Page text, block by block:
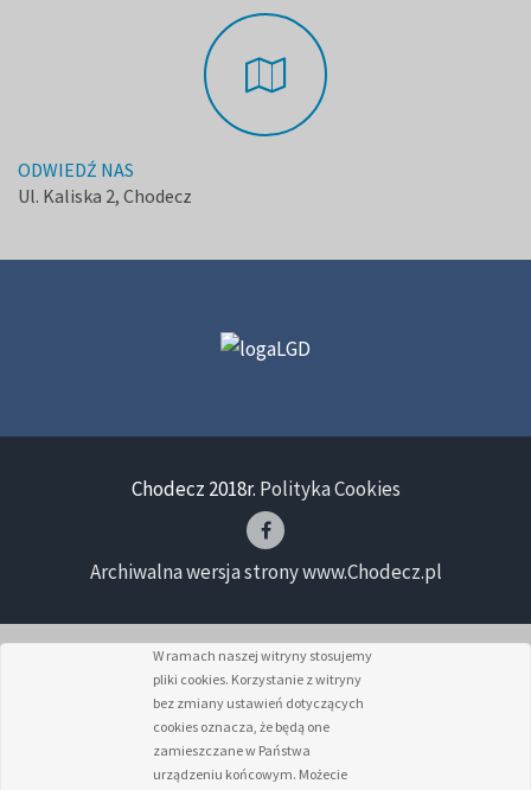
ODWIEDŹ NAS
Ul. Kaliska 2, Chodecz
Chodecz 2018r. Polityka Cookies
Archiwalna wersja strony www.Chodecz.pl
W ramach naszej witryny stosujemy
pliki cookies. Korzystanie z witryny
bez zmiany ustawień dotyczących
cookies oznacza, że będą one
zamieszczane w Państwa
urządzeniu końcowym. Możecie